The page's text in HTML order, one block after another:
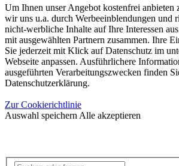
Um Ihnen unser Angebot kostenfrei anbieten
wir uns u.a. durch Werbeeinblendungen und
nicht-werbliche Inhalte auf Ihre Interessen
mit ausgewählten Partnern zusammen. Ihre
Sie jederzeit mit Klick auf Datenschutz im
Webseite anpassen. Ausführlichere
ausgeführten Verarbeitungszwecken finden
Datenschutzerklärung.
Zur Cookierichtlinie
Auswahl speichern Alle akzeptieren